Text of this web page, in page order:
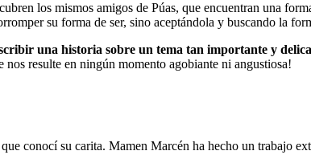
los mismos amigos de Púas, que encuentran una
su forma de ser, sino aceptándola y buscando la
una historia sobre un tema tan importante y
resulte en ningún momento agobiante ni angustiosa!
conocí su carita. Mamen Marcén ha hecho un trabajo